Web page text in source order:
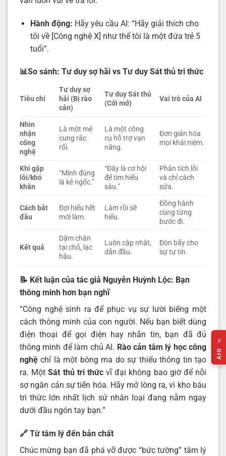
Hành động: Hãy yêu cầu AI: “Hãy giải thích cho
tôi về [Công nghệ X] như thể tôi là một đứa trẻ 5
tuổi”.
📊So sánh: Tư duy sợ hãi vs Tư duy Sát thủ tri thức
Tiêu chí
Tư duy sợ
hãi (Bị rào
cản)
Tư duy Sát thủ
(Cởi mở)
Vai trò của AI
Nhìn
nhận
công
nghệ
Là một mê
cung rắc
rối.
Là một công
cụ hỗ trợ vạn
năng.
Đơn giản hóa
mọi khái niệm.
Khi gặp
lỗi/khó
khăn
“Mình đúng
là kẻ ngốc.”
“Đây là cơ hội
để tìm hiểu
sâu.”
Phân tích lỗi
và chỉ cách
sửa.
Cách bắt
đầu
Đợi hiểu hết
mới làm.
Làm rồi sẽ
hiểu.
Đồng hành
cùng từng
bước đi.
Kết quả
Dậm chân
tại chỗ, lạc
hậu.
Luôn cập nhật,
dẫn đầu.
Đòn bẩy cho
sự tự tin.
📝 Kết luận của tác giả Nguyễn Huỳnh Lộc: Bạn
thông minh hơn bạn nghĩ
“Công nghệ sinh ra để phục vụ sự lười biếng một
cách thông minh của con người. Nếu bạn biết dùng
điện thoại để gọi điện hay nhắn tin, bạn đã đủ
thông minh để làm chủ AI. Rào cản tâm lý học công
nghệ chỉ là một bóng ma do sự thiếu thông tin tạo
ra. MộtSát thủ tri thứcvĩ đại không bao giờ để nỗi
sợ ngăn cản sự tiến hóa. Hãy mở lòng ra, vì kho báu
tri thức lớn nhất lịch sử nhân loại đang nằm ngay
dưới đầu ngón tay bạn.”
🔗 Từ tâm lý đến bản chất
Chúc mừng bạn đã phá vỡ được “bức tường” tâm lý
⚡
AIO